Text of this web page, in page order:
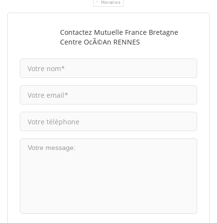
Horaires
Contactez Mutuelle France Bretagne
Centre OcÃ©an RENNES